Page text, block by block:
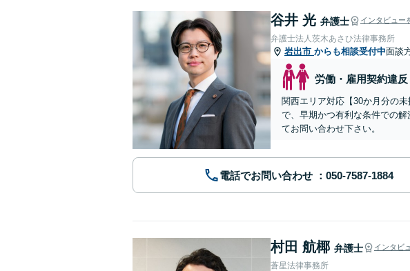
谷井 光 弁護士 インタビュー
弁護士法人茨木あさひ法律事務所
岩出市 からも相談受付中面談
労働・雇用契約違反
関西エリア対応【30か月分の
で、早期かつ有利な条件での
てお問い合わせ下さい。
電話でお問い合わせ
村田 航椰 弁護士 インタビ
蒼星法律事務所